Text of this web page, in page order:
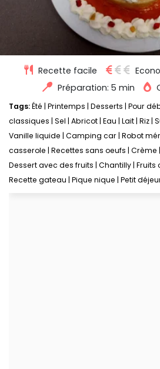
Recette facile
Préparation: 5 min
Tags:Été Printemps Desserts Pour
classiques Sel Abricot Eau Lait Riz
Vanille liquide Camping car Robot
casserole Recettes sans oeufs Crème
Dessert avec des fruits Chantilly Fruits
Recette gateau Pique nique Petit